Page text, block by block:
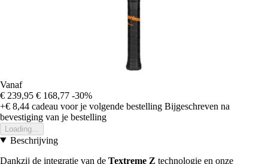
Vanaf
€ 239,95 € 168,77 -30%
+€ 8,44 cadeau voor je volgende bestelling Bijgeschreven na
bevestiging van je bestelling
Loading...
Beschrijving
Dankzij de integratie van de Textreme Z technologie en onze